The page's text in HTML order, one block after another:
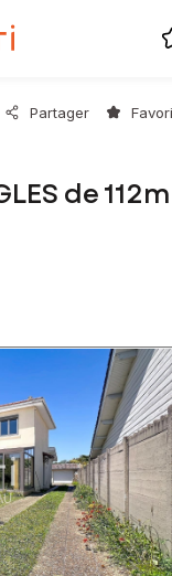
Partager
de